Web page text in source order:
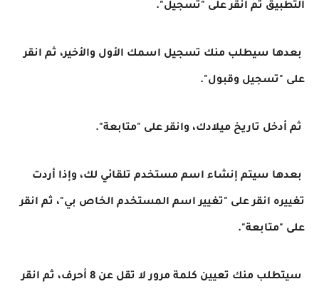
التطبيق ثم انقر على "تسجيل".
بعدها سيطلب منك تسجيل اسمك الأول والأخير، ثم انقر
على "تسجيل وقبول".
ثم أدخل تاريخ ميلادك، وانقر على "متابعة".
بعدها سيتم إنشاء اسم مستخدم تلقائي لك، وإذا أردت
تغييره انقر على "تغيير اسم المستخدم الخاص بي"، ثم انقر
على "متابعة".
سيتطلب منك تعيين كلمة مرور لا تقل عن 8 أحرف، ثم انقر